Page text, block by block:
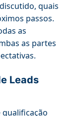
quais
passos.
as
as partes
Leads